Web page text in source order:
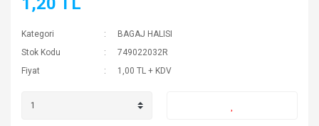
Kategori
BAGAJ HALISI
Stok Kodu
749022032R
Fiyat
1,00 TL + KDV